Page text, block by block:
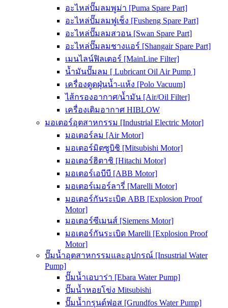
อะไหล่ปั๊มลมพูม่า [Puma Spare Part]
อะไหล่ปั๊มลมฟูเช็ง [Fusheng Spare Part]
อะไหล่ปั๊มลมสวอน [Swan Spare Part]
อะไหล่ปั๊มลมชางแอร์ [Shangair Spare Part]
เมนไลน์ฟิลเตอร์ [MainLine Filter]
น้ำมันปั๊มลม [ Lubricant Oil Air Pump ]
เครื่องดูดฝุ่นน้ำ-แห้ง [Polo Vacuum]
ไส้กรองอากาศ/น้ำมัน [Air/Oil Filter]
เครื่องเติมอากาศ HIBLOW
มอเตอร์อุตสาหกรรม [Industrial Electric Motor]
มอเตอร์ลม [Air Motor]
มอเตอร์มิตซูบิชิ [Mitsubishi Motor]
มอเตอร์ฮิตาชิ [Hitachi Motor]
มอเตอร์เอบีบี [ABB Motor]
มอเตอร์เมอร์ลารี่ [Marelli Motor]
มอเตอร์กันระเบิด ABB [Explosion Proof
Motor]
มอเตอร์ซีเมนส์ [Siemens Motor]
มอเตอร์กันระเบิด Marelli [Explosion Proof
Motor]
ปั๊มน้ำอุตสาหกรรมและอุปกรณ์ [Insustrial Water
Pump]
ปั๊มน้ำเอบาร่า [Ebara Water Pump]
ปั๊มน้ำหอยโข่ง Mitsubishi
ปั๊มน้ำกรุนด์ฟอส [Grundfos Water Pump]